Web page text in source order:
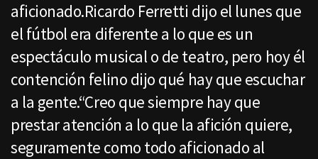
aficionado.Ricardo Ferretti dijo el lunes que
el fútbol era diferente a lo que es un
espectáculo musical o de teatro, pero hoy él
contención felino dijo qué hay que escuchar
a la gente.“Creo que siempre hay que
prestar atención a lo que la afición quiere,
seguramente como todo aficionado al